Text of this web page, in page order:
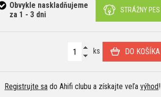
Obvykle naskladňujeme
za 1 - 3 dni
STRÁŽNY PES
ks DO KOŠÍKA
Registrujte sa do Ahifi clubu a získajte veľa výhod!